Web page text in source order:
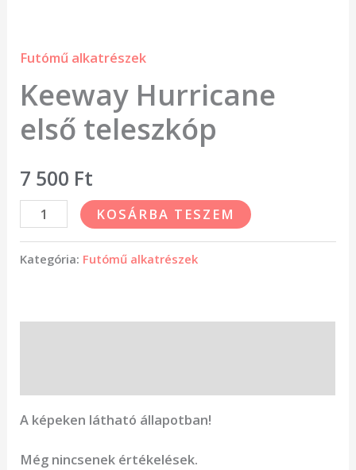
Futómű alkatrészek
Keeway Hurricane
első teleszkóp
7 500 Ft
KOSÁRBA TESZEM
Kategória: Futómű alkatrészek
A képeken látható állapotban!
Még nincsenek értékelések.